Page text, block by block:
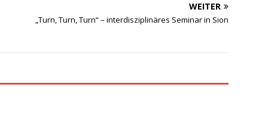
WEITER
„Turn, Turn, Turn“ – interdisziplinäres Seminar in Sion